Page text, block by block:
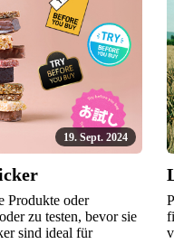
19. Sept. 2024
Produkte oder
zu testen, bevor sie
sind ideal für